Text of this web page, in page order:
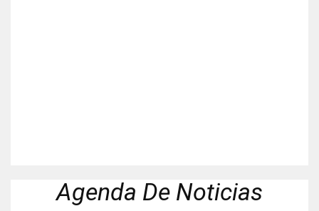
Agenda De Noticias